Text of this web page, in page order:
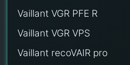
Vaillant VGR PFE R
Vaillant VGR VPS
Vaillant recoVAIR pro